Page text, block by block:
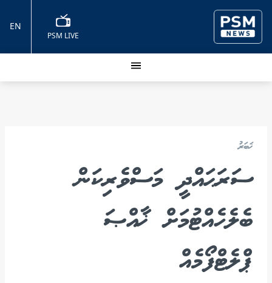
PSM LIVE
EN
ޚަބަރު
ސަރަޙައްދީ މަސްވެރިކަން
ބެލެހެއްޓުމަށް ޚާއްޞަ
ޕްލެޓްފޯމެއް